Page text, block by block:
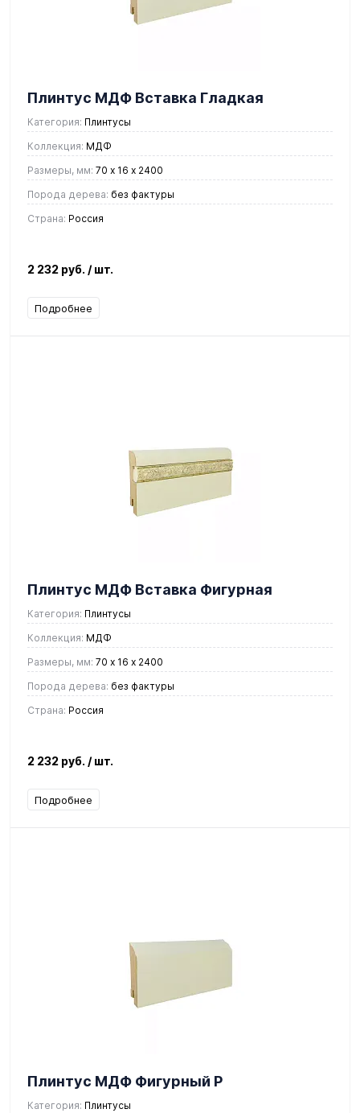
Плинтус МДФ Вставка Гладкая
Категория: Плинтусы
Коллекция: МДФ
Размеры, мм: 70 х 16 х 2400
Порода дерева: без фактуры
Страна: Россия
2 232 руб. / шт.
Подробнее
Плинтус МДФ Вставка Фигурная
Категория: Плинтусы
Коллекция: МДФ
Размеры, мм: 70 х 16 х 2400
Порода дерева: без фактуры
Страна: Россия
2 232 руб. / шт.
Подробнее
Плинтус МДФ Фигурный P
Категория: Плинтусы